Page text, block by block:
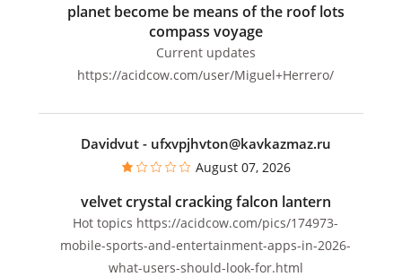
planet become be means of the roof lots
compass voyage
Current updates
https://acidcow.com/user/Miguel+Herrero/
Davidvut - ufxvpjhvton@kavkazmaz.ru
August 07, 2026
velvet crystal cracking falcon lantern
Hot topics https://acidcow.com/pics/174973-
mobile-sports-and-entertainment-apps-in-2026-
what-users-should-look-for.html